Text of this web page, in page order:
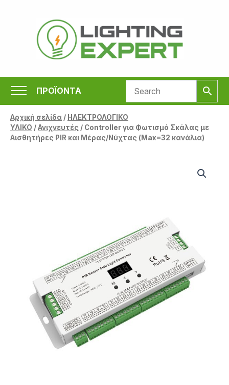
περιεχόμενο
ΠΡΟΪΟΝΤΑ
Αρχική σελίδα/ ΗΛΕΚΤΡΟΛΟΓΙΚΟ
ΥΛΙΚΟ /Ανιχνευτές / Controller για Φωτισμό Σκάλας με
Αισθητήρες PIR και Μέρας/Νύχτας (Max=32 κανάλια)